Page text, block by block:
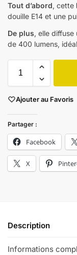
Tout d’abord, cette
douille E14 et une
De plus, elle
de 400 lumens,
Ajouter au Favoris
Partager :
Facebook
X
Description
Informations